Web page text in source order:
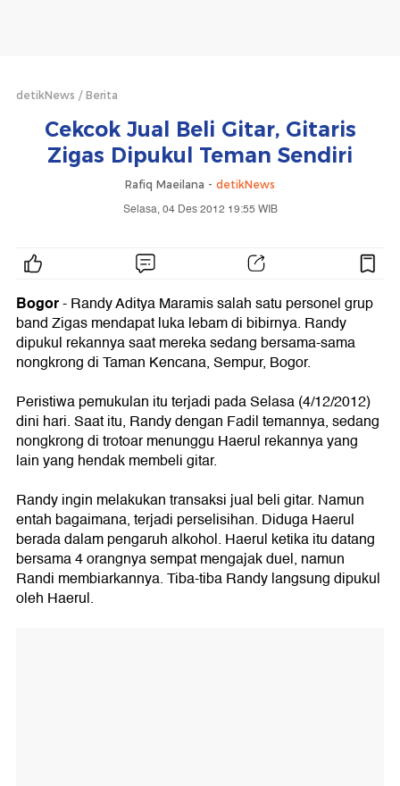
detikNews Berita
Cekcok Jual Beli Gitar, Gitaris
Zigas Dipukul Teman Sendiri
Rafiq Maeilana - detikNews
Selasa, 04 Des 2012 19:55 WIB
Bogor-Randy Aditya Maramis salah satu personel grup
band Zigas mendapat luka lebam di bibirnya. Randy
dipukul rekannya saat mereka sedang bersama-sama
nongkrong di Taman Kencana, Sempur, Bogor.
Peristiwa pemukulan itu terjadi pada Selasa (4/12/2012)
dini hari. Saat itu, Randy dengan Fadil temannya, sedang
nongkrong di trotoar menunggu Haerul rekannya yang
lain yang hendak membeli gitar.
Randy ingin melakukan transaksi jual beli gitar. Namun
entah bagaimana, terjadi perselisihan. Diduga Haerul
berada dalam pengaruh alkohol. Haerul ketika itu datang
bersama 4 orangnya sempat mengajak duel, namun
Randi membiarkannya. Tiba-tiba Randy langsung dipukul
oleh Haerul.